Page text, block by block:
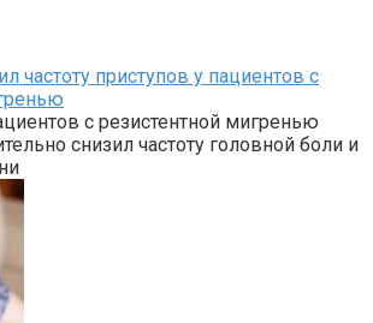
частоту приступов у пациентов с
с резистентной мигренью
снизил частоту головной боли и